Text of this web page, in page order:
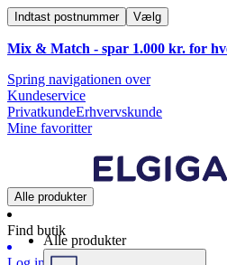
Indtast postnummer Vælg
Mix & Match - spar 1.000 kr. for
Spring navigationen over
Kundeservice
PrivatkundeErhvervskunde
Mine favoritter
Alle produkter
Find butik
Alle produkter